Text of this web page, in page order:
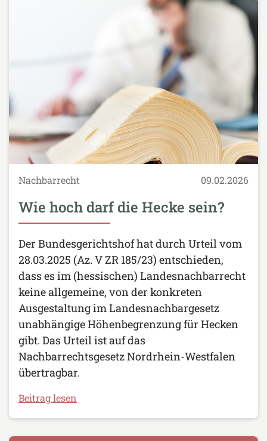
Nachbarrecht 09.02.2026
Wie hoch darf die Hecke sein?
Der Bundesgerichtshof hat durch Urteil vom
28.03.2025 (Az. V ZR 185/23) entschieden,
dass es im (hessischen) Landesnachbarrecht
keine allgemeine, von der konkreten
Ausgestaltung im Landesnachbargesetz
unabhängige Höhenbegrenzung für Hecken
gibt. Das Urteil ist auf das
Nachbarrechtsgesetz Nordrhein-Westfalen
übertragbar.
Beitrag lesen